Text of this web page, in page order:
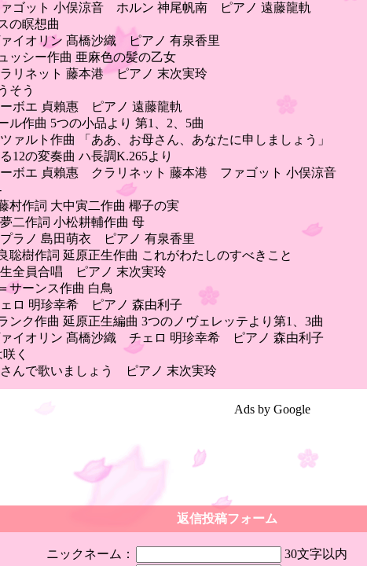
ット 小俣涼音 ホルン 神尾帆南 ピアノ 遠藤龍軌
の瞑想曲
オリン 髙橋沙織 ピアノ 有泉香里
ッシー作曲 亜麻色の髪の乙女
ネット 藤本港 ピアノ 末次実玲
そう
エ 貞賴惠 ピアノ 遠藤龍軌
ル作曲 5つの小品より 第1、2、5曲
ァルト作曲 「ああ、お母さん、あなたに申しましょう」
12の変奏曲 ハ長調K.265より
エ 貞賴惠 クラリネット 藤本港 ファゴット 小俣涼音
村作詞 大中寅二作曲 椰子の実
二作詞 小松耕輔作曲 母
ノ 島田萌衣 ピアノ 有泉香里
聡樹作詞 延原正生作曲 これがわたしのすべきこと
員合唱 ピアノ 末次実玲
サーンス作曲 白鳥
明珍幸希 ピアノ 森由利子
ンク作曲 延原正生編曲 3つのノヴェレッテより第1、3曲
オリン 髙橋沙織 チェロ 明珍幸希 ピアノ 森由利子
く
で歌いましょう ピアノ 末次実玲
Ads by Google
返信投稿フォーム
ニックネーム： 30文字以内